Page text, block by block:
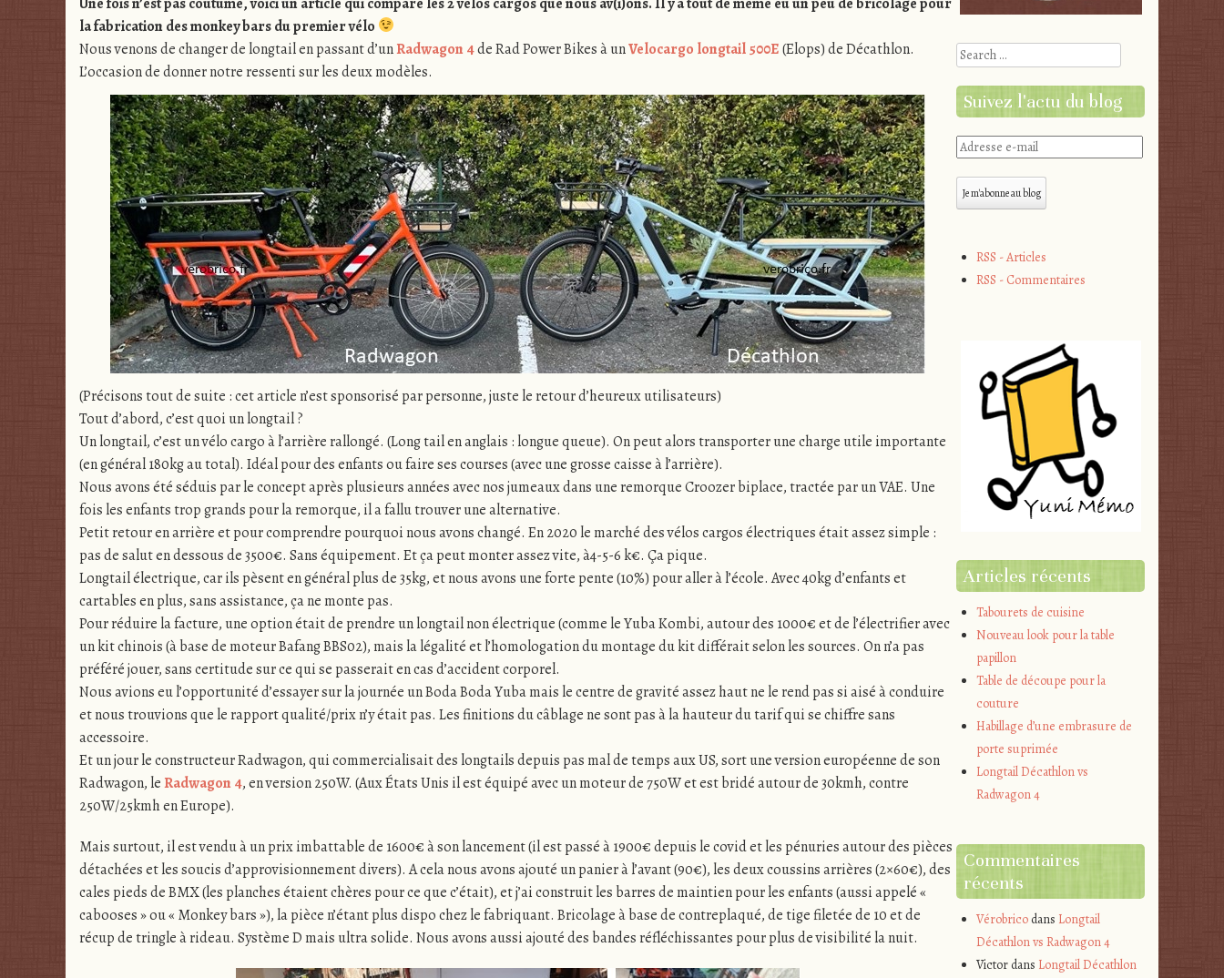
la fabrication des monkey bars du premier vélo
Nous venons de changer de longtail en passant d’unRadwagon 4de Rad Power Bikes à unVelocargo longtail 500E(Elops) de Décathlon.
L’occasion de donner notre ressenti sur les deux modèles.
(Précisons tout de suite : cet article n’est sponsorisé par personne, juste le retour d’heureux utilisateurs)
Tout d’abord, c’est quoi un longtail ?
Un longtail, c’est un vélo cargo à l’arrière rallongé. (Long tail en anglais : longue queue). On peut alors transporter une charge utile importante
(en général 180kg au total). Idéal pour des enfants ou faire ses courses (avec une grosse caisse à l’arrière).
Nous avons été séduis par le concept après plusieurs années avec nos jumeaux dans une remorque Croozer biplace, tractée par un VAE. Une
fois les enfants trop grands pour la remorque, il a fallu trouver une alternative.
Petit retour en arrière et pour comprendre pourquoi nous avons changé. En 2020 le marché des vélos cargos électriques était assez simple :
pas de salut en dessous de 3500€. Sans équipement. Et ça peut monter assez vite, à4-5-6 k€. Ça pique.
Longtail électrique, car ils pèsent en général plus de 35kg, et nous avons une forte pente (10%) pour aller à l’école. Avec 40kg d’enfants et
cartables en plus, sans assistance, ça ne monte pas.
Pour réduire la facture, une option était de prendre un longtail non électrique (comme le Yuba Kombi, autour des 1000€ et de l’électrifier avec
un kit chinois (à base de moteur Bafang BBS02), mais la légalité et l’homologation du montage du kit différait selon les sources. On n’a pas
préféré jouer, sans certitude sur ce qui se passerait en cas d’accident corporel.
Nous avions eu l’opportunité d’essayer sur la journée un Boda Boda Yuba mais le centre de gravité assez haut ne le rend pas si aisé à conduire
et nous trouvions que le rapport qualité/prix n’y était pas. Les finitions du câblage ne sont pas à la hauteur du tarif qui se chiffre sans
accessoire.
Et un jour le constructeur Radwagon, qui commercialisait des longtails depuis pas mal de temps aux US, sort une version européenne de son
Radwagon, leRadwagon 4, en version 250W. (Aux États Unis il est équipé avec un moteur de 750W et est bridé autour de 30kmh, contre
250W/25kmh en Europe).
Mais surtout, il est vendu à un prix imbattable de 1600€ à son lancement (il est passé à 1900€ depuis le covid et les pénuries autour des pièces
détachées et les soucis d’approvisionnement divers). A cela nous avons ajouté un panier à l’avant (90€), les deux coussins arrières (2×60€), des
cales pieds de BMX (les planches étaient chères pour ce que c’était), et j’ai construit les barres de maintien pour les enfants (aussi appelé «
cabooses » ou « Monkey bars »), la pièce n’étant plus dispo chez le fabriquant. Bricolage à base de contreplaqué, de tige filetée de 10 et de
récup de tringle à rideau. Système D mais ultra solide. Nous avons aussi ajouté des bandes réfléchissantes pour plus de visibilité la nuit.
Search
Suivez l'actu du blog
Adresse
mail
Je m'abonne au blog
RSS - Articles
RSS - Commentaires
Articles récents
Tabourets de cuisine
Nouveau look pour la table
papillon
Table de découpe pour la
couture
Habillage d’une embrasure de
porte suprimée
Longtail Décathlon vs
Radwagon 4
Commentaires
récents
Vérobricodans Longtail
Décathlon vs Radwagon 4
Victordans Longtail Décathlon